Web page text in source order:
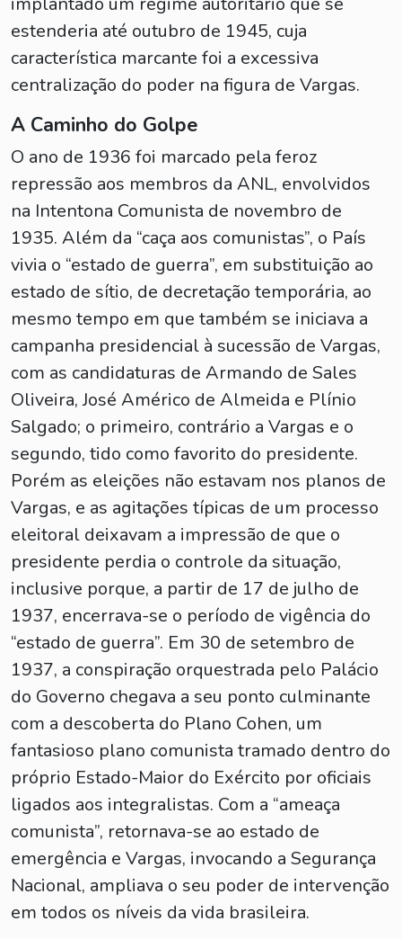
estenderia até outubro de 1945, cuja
característica marcante foi a excessiva
centralização do poder na figura de Vargas.
A Caminho do Golpe
O ano de 1936 foi marcado pela feroz
repressão aos membros da ANL, envolvidos
na Intentona Comunista de novembro de
1935. Além da “caça aos comunistas”, o País
vivia o “estado de guerra”, em substituição ao
estado de sítio, de decretação temporária, ao
mesmo tempo em que também se iniciava a
campanha presidencial à sucessão de Vargas,
com as candidaturas de Armando de Sales
Oliveira, José Américo de Almeida e Plínio
Salgado; o primeiro, contrário a Vargas e o
segundo, tido como favorito do presidente.
Porém as eleições não estavam nos planos de
Vargas, e as agitações típicas de um processo
eleitoral deixavam a impressão de que o
presidente perdia o controle da situação,
inclusive porque, a partir de 17 de julho de
1937, encerrava-se o período de vigência do
“estado de guerra”. Em 30 de setembro de
1937, a conspiração orquestrada pelo Palácio
do Governo chegava a seu ponto culminante
com a descoberta do Plano Cohen, um
fantasioso plano comunista tramado dentro do
próprio Estado-Maior do Exército por oficiais
ligados aos integralistas. Com a “ameaça
comunista”, retornava-se ao estado de
emergência e Vargas, invocando a Segurança
Nacional, ampliava o seu poder de intervenção
em todos os níveis da vida brasileira.